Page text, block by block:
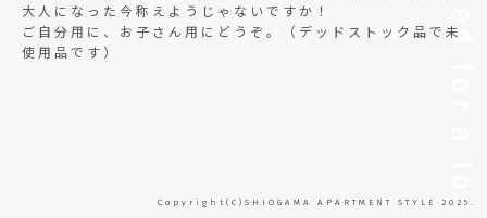
大人になった今称えようじゃないですか！
ご自分用に、お子さん用にどうぞ。（デッドストック品で未
使用品です）